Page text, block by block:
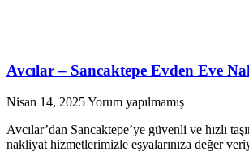
Avcılar – Sancaktepe Evden Eve
Nisan 14, 2025Yorum yapılmamış
Avcılar’dan Sancaktepe’ye güvenli ve hızlı
nakliyat hizmetlerimizle eşyalarınıza değer